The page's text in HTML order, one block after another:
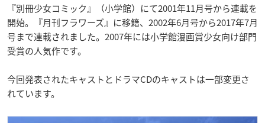
『別冊少女コミック』（小学館）にて2001年11月号から連載を
開始。『月刊フラワーズ』に移籍、2002年6月号から2017年7月
号まで連載されました。2007年には小学館漫画賞少女向け部門
受賞の人気作です。
今回発表されたキャストとドラマCDのキャストは一部変更さ
れています。